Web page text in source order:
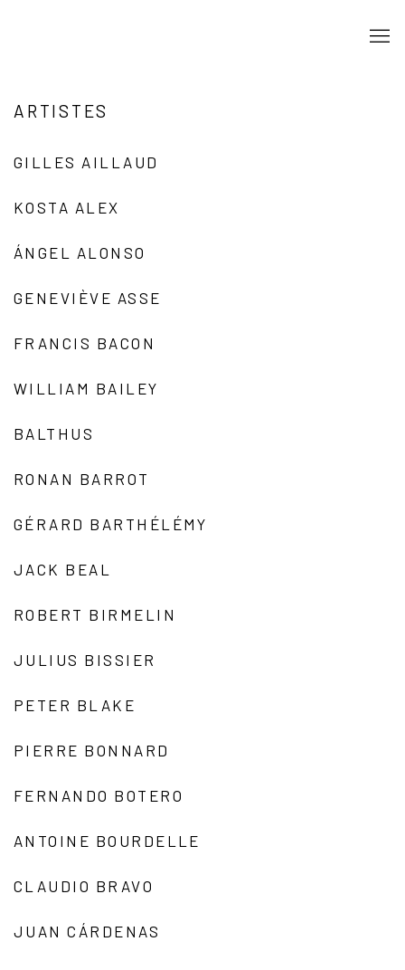
ARTISTES
GILLES AILLAUD
KOSTA ALEX
ÁNGEL ALONSO
GENEVIÈVE ASSE
FRANCIS BACON
WILLIAM BAILEY
BALTHUS
RONAN BARROT
GÉRARD BARTHÉLÉMY
JACK BEAL
ROBERT BIRMELIN
JULIUS BISSIER
PETER BLAKE
PIERRE BONNARD
FERNANDO BOTERO
ANTOINE BOURDELLE
CLAUDIO BRAVO
JUAN CÁRDENAS